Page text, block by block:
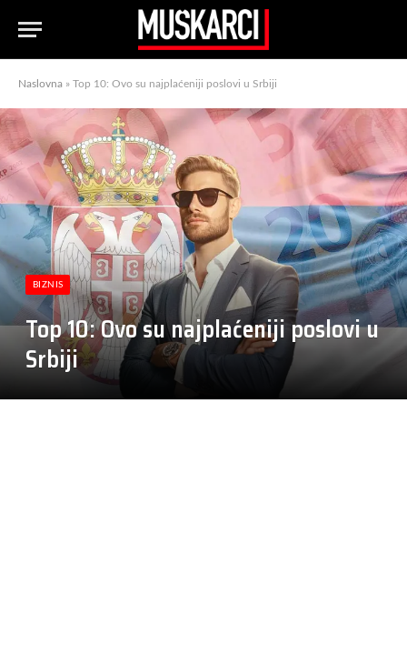
Naslovna » Top 10: Ovo su najplaćeniji poslovi u Srbiji
BIZNIS
Top 10: Ovo su najplaćeniji poslovi u
Srbiji